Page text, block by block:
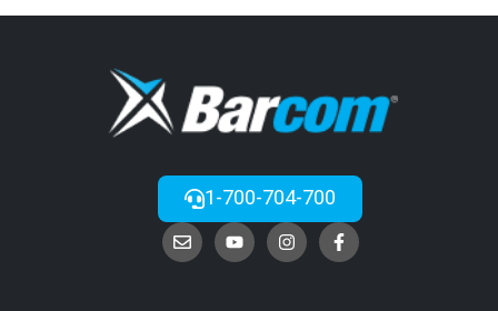
1-700-704-700